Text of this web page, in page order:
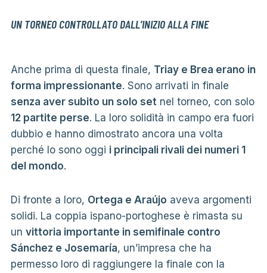
UN TORNEO CONTROLLATO DALL’INIZIO ALLA FINE
Anche prima di questa finale, Triay e Brea erano in
forma impressionante. Sono arrivati ​​in finale
senza aver subito un solo set nel torneo, con solo
12 partite perse. La loro solidità in campo era fuori
dubbio e hanno dimostrato ancora una volta
perché lo sono oggi i principali rivali dei numeri 1
del mondo.
Di fronte a loro, Ortega e Araújo aveva argomenti
solidi. La coppia ispano-portoghese è rimasta su
un vittoria importante in semifinale contro
Sánchez e Josemaría, un’impresa che ha
permesso loro di raggiungere la finale con la